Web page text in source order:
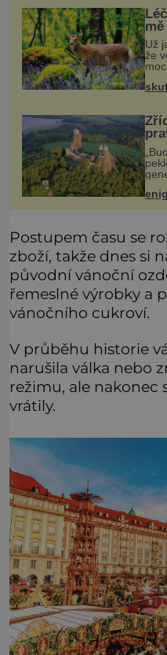
mě
Už
že
Postupem času se
zboží, takže dnes si
původní vánoční
řemeslné výrobky a
vánočního cukroví.
V průběhu historie
narušila válka nebo
režimu, ale nakonec
vrátily.